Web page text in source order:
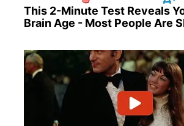
This 2-Minute Test Reveals
Brain Age - Most People Are